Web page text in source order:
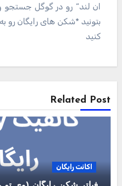
ان لند” رو در گوگل جستجو
بتونید *شکن های رایگان رو
کنید
راهبری
Related Post
اکانت رایگان